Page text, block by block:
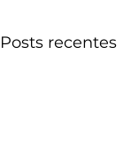
Posts recentes